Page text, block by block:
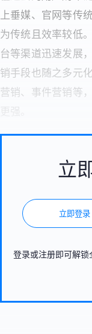
上垂媒、官网等传
为传统且效率较低
台等渠道迅速发展
销手段也随之多元
营销、事件营销等
立
立即登录
登录或注册即可解锁